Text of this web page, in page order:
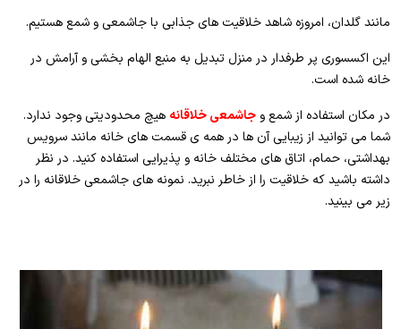
مانند گلدان، امروزه شاهد خلاقیت های جذابی با جاشمعی و شمع هستیم.
این اکسسوری پر طرفدار در منزل تبدیل به منبع الهام بخشی و آرامش در
خانه شده است.
در مکان استفاده از شمع و جاشمعی خلاقانه هیچ محدودیتی وجود ندارد.
شما می توانید از زیبایی آن ها در همه ی قسمت های خانه مانند سرویس
بهداشتی، حمام، اتاق های مختلف خانه و پذیرایی استفاده کنید. در نظر
داشته باشید که خلاقیت را از خاطر نبرید. نمونه های جاشمعی خلاقانه را در
زیر می بینید.